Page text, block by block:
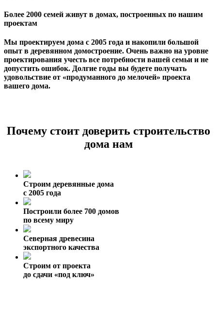
Более 2000 семей живут в домах, построенных по нашим
проектам
Мы проектируем дома с 2005 года и накопили большой
опыт в деревянном домостроение. Очень важно на уровне
проектирования учесть все потребности вашей семьи и не
допустить ошибок. Долгие годы вы будете получать
удовольствие от «продуманного до мелочей» проекта
вашего дома.
Почему стоит доверить строительство
дома нам
Строим деревянные дома
с 2005 года
Построили более 700 домов
по всему миру
Северная древесина
экспортного качества
Строим от проекта
до сдачи «под ключ»